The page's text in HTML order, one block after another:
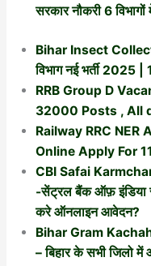
सरकार नौकरी 6
Bihar Insect
विभाग नई भर्ती 2025
RRB Group D
32000 Posts , All
Railway RRC
Online Apply For
CBI Safai
-सेंट्रल बैंक ऑफ़ इंडिया
करे ऑनलाइन आवेदन?
Bihar Gram
– बिहार के सभी जिलो में